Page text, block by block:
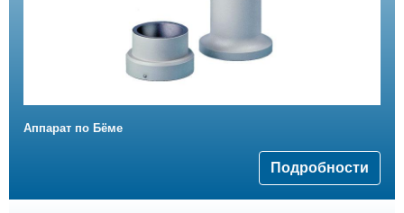
Аппарат по Бёме
Подробности